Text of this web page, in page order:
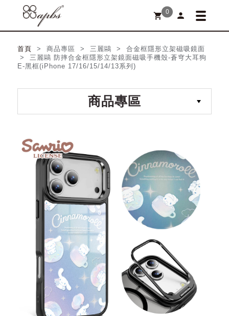
shopping_cart 0 person
首頁
> 商品專區 > 三麗鷗 > 合金框隱形立架磁吸鏡面
> 三麗鷗 防摔合金框隱形立架鏡面磁吸手機殼-蒼穹大耳狗
E-黑框(iPhone 17/16/15/14/13系列)
商品專區